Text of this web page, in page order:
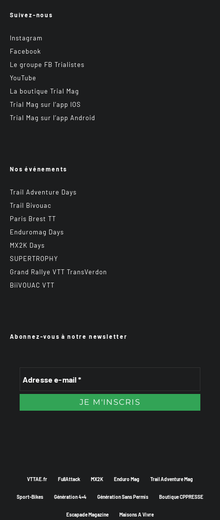
Suivez-nous
Instagram
Facebook
Le groupe FB Trialistes
YouTube
La boutique Trial Mag
Trial Mag sur l’app IOS
Trial Mag sur l’app Android
Nos événements
Trail Adventure Days
Trail Bivouac
Paris Brest TT
Enduromag Days
MX2K Days
SUPERTROPHY
Grand Rallye VTT TransVerdon
BiiVOUAC VTT
Abonnez-vous à notre newsletter
VTTAE.fr FullAttack MX2K Enduro Mag Trail Adventure Mag
Sport-Bikes Génération 4×4 Génération Sans Permis Boutique CPPRESSE
Escapade Magazine Maisons A Vivre